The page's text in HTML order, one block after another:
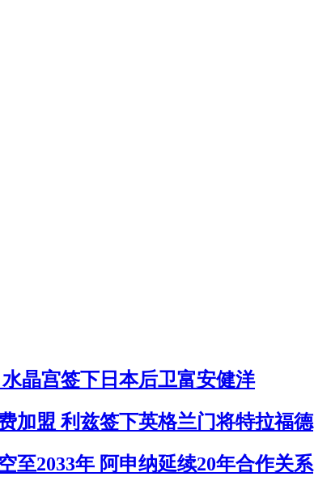
晶宫签下日本后卫富安健洋
加盟 利兹签下英格兰门将特拉福德
至2033年 阿申纳延续20年合作关系